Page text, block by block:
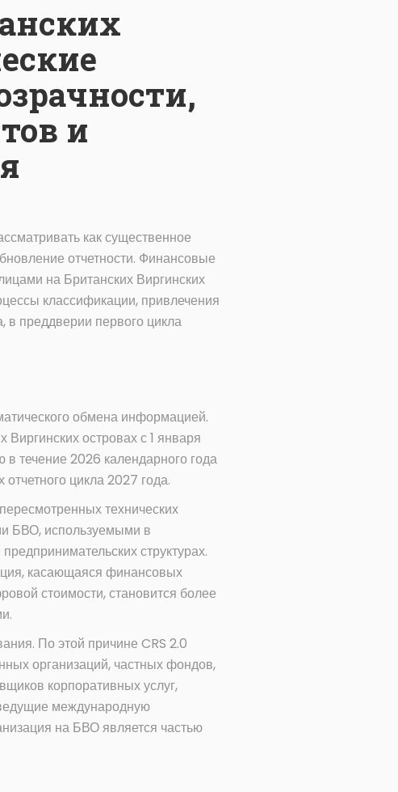
и
как существенное
отчетности. Финансовые
на Британских Виргинских
классификации, привлечения
в преддверии первого цикла
обмена информацией.
островах с 1 января
течение 2026 календарного года
цикла 2027 года.
технических
БВО, используемыми в
структурах.
касающаяся финансовых
стоимости, становится более
По этой причине CRS 2.0
организаций, частных фондов,
корпоративных услуг,
международную
на БВО является частью